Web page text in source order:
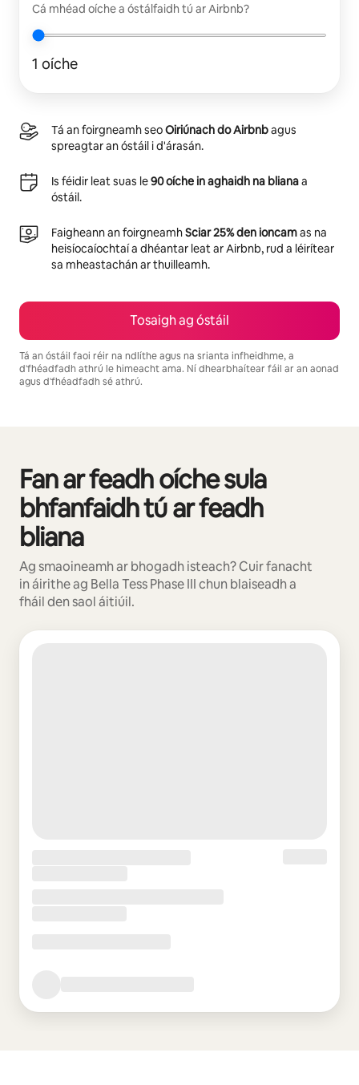
Cá mhéad oíche a óstálfaidh tú ar Airbnb?
1 oíche
Tá an foirgneamh seoOiriúnach do Airbnbagus
spreagtar an óstáil i d'árasán.
Is féidir leat suas le90 oíche in aghaidh na blianaa
óstáil.
Faigheann an foirgneamhSciar 25% den ioncamas na
heisíocaíochtaí a dhéantar leat ar Airbnb, rud a léirítear
sa mheastachán ar thuilleamh.
Tosaigh ag óstáil
Tá an óstáil faoi réir na ndlíthe agus na srianta infheidhme, a
d'fhéadfadh athrú le himeacht ama. Ní dhearbhaítear fáil ar an aonad
agus d'fhéadfadh sé athrú.
Fan ar feadh oíche sula
bhfanfaidh tú ar feadh
bliana
Ag smaoineamh ar bhogadh isteach? Cuir fanacht
in áirithe ag Bella Tess Phase III chun blaiseadh a
fháil den saol áitiúil.
0 as 0 rud ar taispeáint